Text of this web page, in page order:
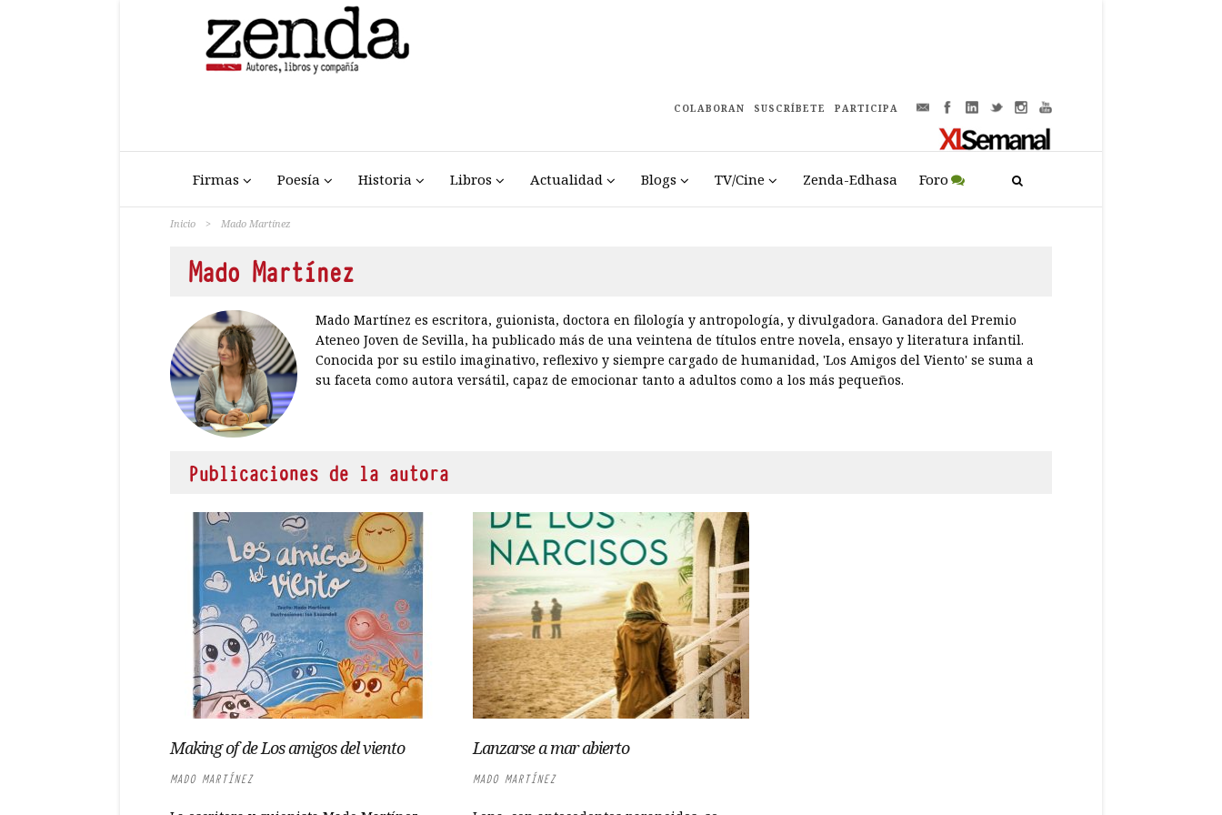
COLABORAN SUSCRÍBETE PARTICIPA
Firmas Poesía Historia Libros Actualidad Blogs TV/Cine Zenda-Edhasa Foro
Inicio > Mado Martínez
Mado Martínez
Mado Martínez es escritora, guionista, doctora en filología y antropología, y divulgadora. Ganadora del Premio
Ateneo Joven de Sevilla, ha publicado más de una veintena de títulos entre novela, ensayo y literatura infantil.
Conocida por su estilo imaginativo, reflexivo y siempre cargado de humanidad, 'Los Amigos del Viento' se suma a
su faceta como autora versátil, capaz de emocionar tanto a adultos como a los más pequeños.
Publicaciones de la autora
Making of de Los amigos del viento
MADO MARTÍNEZ
Lanzarse a mar abierto
MADO MARTÍNEZ